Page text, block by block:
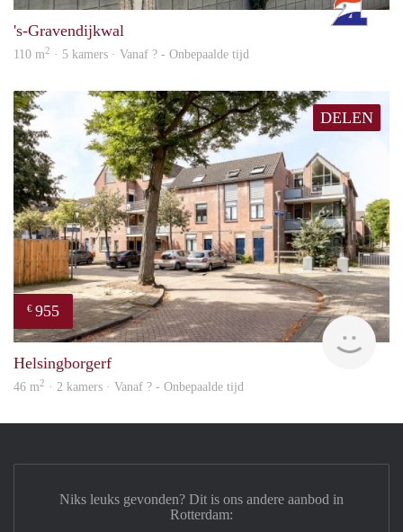
's-Gravendijkwal
110 m2 · 5 kamers · Vanaf ? - Onbepaalde tijd
DELEN
€ 955
Helsingborgerf
46 m2 · 2 kamers · Vanaf ? - Onbepaalde tijd
Niks leuks gevonden? Dit is ons andere aanbod in
Rotterdam: